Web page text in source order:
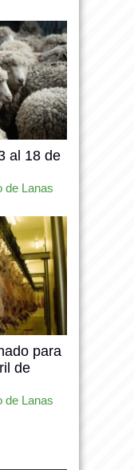
al 18 de
de Lanas
para
de
de Lanas